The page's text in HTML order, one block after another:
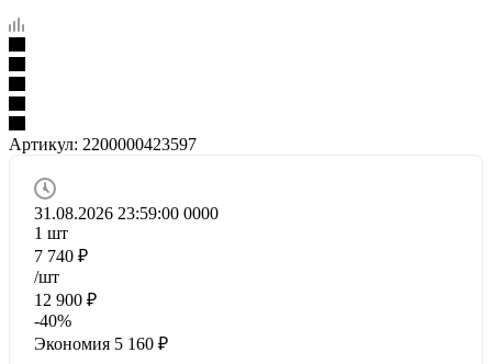
Артикул: 2200000423597
31.08.2026 23:59:00 0000
1 шт
7 740 ₽
/шт
12 900 ₽
-40%
Экономия 5 160 ₽